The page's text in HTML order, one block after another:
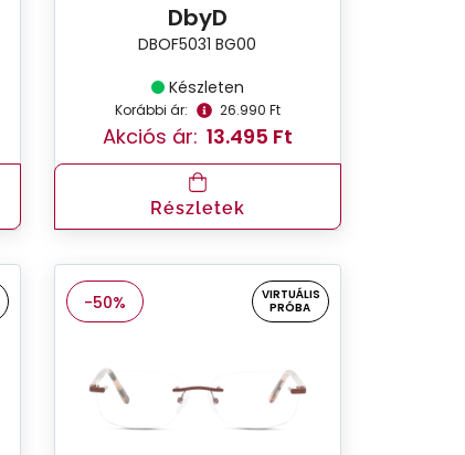
DbyD
DBOF5031 BG00
Készleten
Korábbi ár: 26.990 Ft
Akciós ár: 13.495 Ft
Részletek
-50%
VIRTUÁLIS
PRÓBA